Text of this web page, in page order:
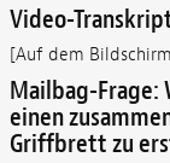
Video-
[Auf dem
Mailbag-Frage:
einen
Griffbrett zu